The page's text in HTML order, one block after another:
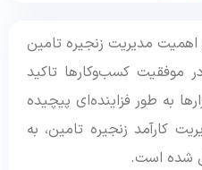
اهمیت مدیریت زنجیره تامین
موفقیت کسب‌وکارها تاکید
به طور فزاینده‌ای پیچیده
کارآمد زنجیره تامین، به
شده است.